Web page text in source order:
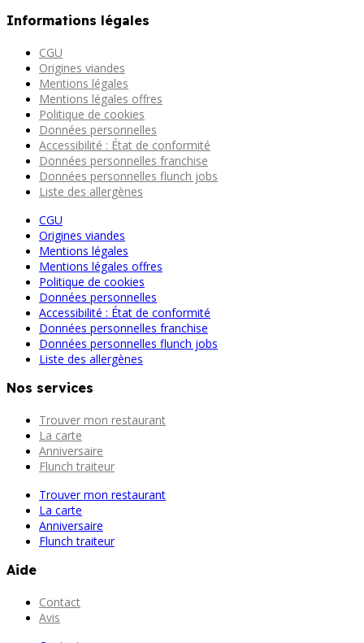
Informations légales
CGU
Origines viandes
Mentions légales
Mentions légales offres
Politique de cookies
Données personnelles
Accessibilité : État de conformité
Données personnelles franchise
Données personnelles flunch jobs
Liste des allergènes
CGU
Origines viandes
Mentions légales
Mentions légales offres
Politique de cookies
Données personnelles
Accessibilité : État de conformité
Données personnelles franchise
Données personnelles flunch jobs
Liste des allergènes
Nos services
Trouver mon restaurant
La carte
Anniversaire
Flunch traiteur
Trouver mon restaurant
La carte
Anniversaire
Flunch traiteur
Aide
Contact
Avis